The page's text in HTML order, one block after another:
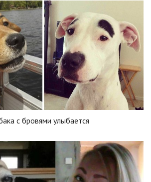
с бровями улыбается